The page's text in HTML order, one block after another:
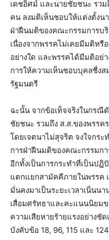
เดชอิศม์ และนายชัยชนะ รว
คน ลงมติเห็นชอบให้แต่งตั้งน
ฝ่าฝืนมติของคณะกรรมการบ
เนื่องจากพรรคไม่เคยมีมติหรื
อย่างใด และพรรคได้มีมติอย่
การให้ความเห็นชอบบุคลชื่ง
รัฐมนตรี
ฉะนั้น จากข้อเท็จจริงในกรณี
ชัยชนะ รวมถึง ส.ส.ของพรรค
โดยเจตนาไม่สุจริต จงใจกร
การฝ่าฝืนมติของคณะกรรมก
อีกทั้งเป็นการกระทำที่เป็นปฏิ
แตกแยกสามัคคีภายในพรรค
มั่นคงมาเป็นระยะเวลาเนิ่นน
เสื่อมศรัทธาและคะแนนนิยม
ความเสียหายร้ายแรงอย่างชั
บังคับข้อ 18, 96, 115 และ 124